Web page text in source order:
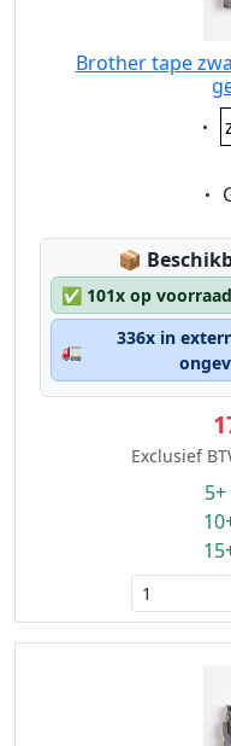
Brother tape
📦
✅ 101x op
🚛
336x in
Exclusief